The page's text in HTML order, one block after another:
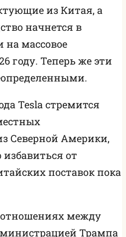
из Китая, а
начнется в
на массовое
году. Теперь же эти
Tesla стремится
Северной Америки,
от
поставок пока
между
Трампа